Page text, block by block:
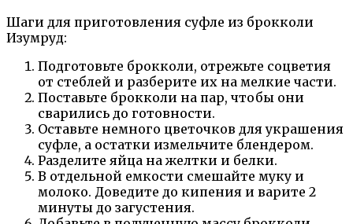
Шаги для приготовления суфле из брокколи
Изумруд:
Подготовьте брокколи, отрежьте соцветия
от стеблей и разберите их на мелкие части.
Поставьте брокколи на пар, чтобы они
сварились до готовности.
Оставьте немного цветочков для украшения
суфле, а остатки измельчите блендером.
Разделите яйца на желтки и белки.
В отдельной емкости смешайте муку и
молоко. Доведите до кипения и варите 2
минуты до загустения.